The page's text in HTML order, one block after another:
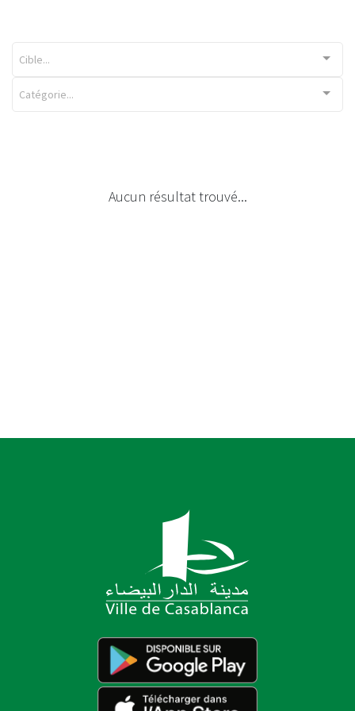
Cible...
Catégorie...
Aucun résultat trouvé...